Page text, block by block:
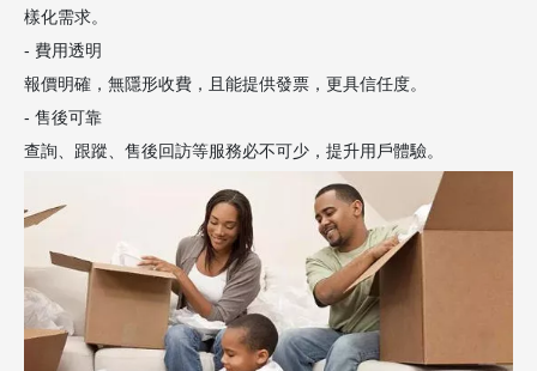
樣化需求。
- 費用透明
報價明確，無隱形收費，且能提供發票，更具信任度。
- 售後可靠
查詢、跟蹤、售後回訪等服務必不可少，提升用戶體驗。